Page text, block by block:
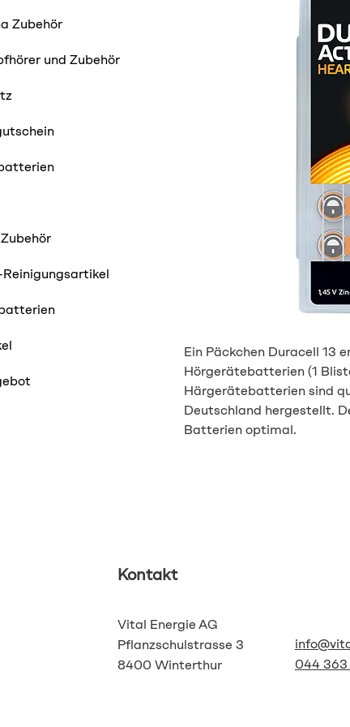
Zubehör
und Zubehör
Ein Päckchen Duracell 13
Hörgerätebatterien (1
Härgerätebatterien sind
Deutschland hergestellt.
Batterien optimal.
Kontakt
Vital Energie AG
Pflanzschulstrasse 3
8400 Winterthur
044 363